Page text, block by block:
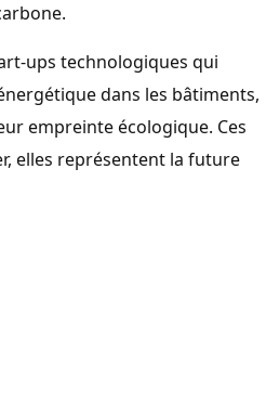
ups technologiques qui
dans les bâtiments,
empreinte écologique. Ces
elles représentent la future